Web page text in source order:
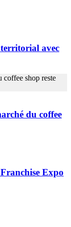
avec
du coffee
Expo